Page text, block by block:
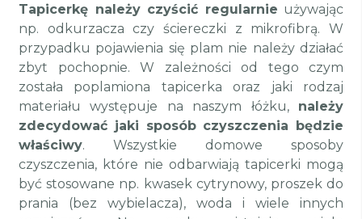
Tapicerkę należy czyścić regularnie używając
np. odkurzacza czy ściereczki z mikrofibrą. W
przypadku pojawienia się plam nie należy działać
zbyt pochopnie. W zależności od tego czym
została poplamiona tapicerka oraz jaki rodzaj
materiału występuje na naszym łóżku, należy
zdecydować jaki sposób czyszczenia będzie
właściwy. Wszystkie domowe sposoby
czyszczenia, które nie odbarwiają tapicerki mogą
być stosowane np. kwasek cytrynowy, proszek do
prania (bez wybielacza), woda i wiele innych